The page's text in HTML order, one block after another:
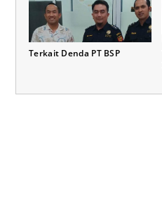
Terkait Denda PT BSP